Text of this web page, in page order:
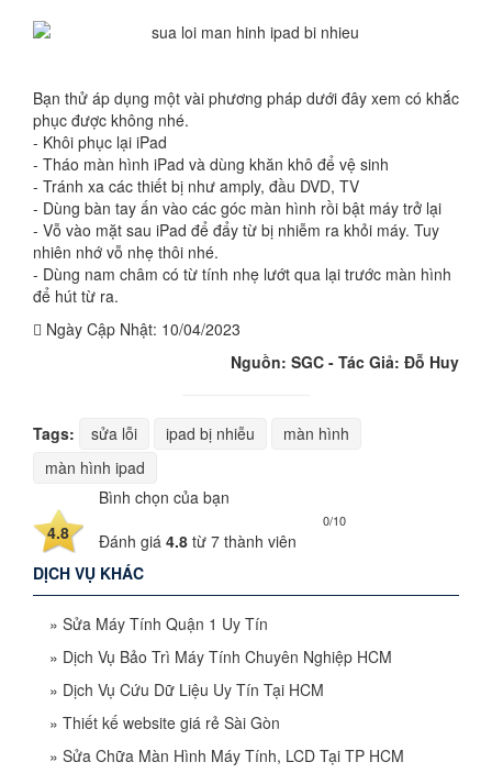
Bạn thử áp dụng một vài phương pháp dưới đây xem có khắc
phục được không nhé.
- Khôi phục lại iPad
- Tháo màn hình iPad và dùng khăn khô để vệ sinh
- Tránh xa các thiết bị như amply, đầu DVD, TV
- Dùng bàn tay ấn vào các góc màn hình rồi bật máy trở lại
- Vỗ vào mặt sau iPad để đẩy từ bị nhiễm ra khỏi máy. Tuy
nhiên nhớ vỗ nhẹ thôi nhé.
- Dùng nam châm có từ tính nhẹ lướt qua lại trước màn hình
để hút từ ra.
Ngày Cập Nhật: 10/04/2023
Nguồn: SGC - Tác Giả: Đỗ Huy
Tags: sửa lỗi ipad bị nhiễu
màn hình
màn hình ipad
4.8
Bình chọn của bạn
0/10
Đánh giá 4.8 từ 7 thành viên
DỊCH VỤ KHÁC
» Sửa Máy Tính Quận 1 Uy Tín
» Dịch Vụ Bảo Trì Máy Tính Chuyên Nghiệp HCM
» Dịch Vụ Cứu Dữ Liệu Uy Tín Tại HCM
» Thiết kế website giá rẻ Sài Gòn
» Sửa Chữa Màn Hình Máy Tính, LCD Tại TP HCM